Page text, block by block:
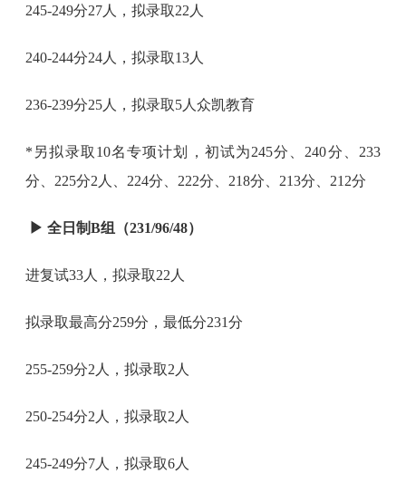
245-249分27人，拟录取22人
240-244分24人，拟录取13人
236-239分25人，拟录取5人众凯教育
*另拟录取10名专项计划，初试为245分、240分、233
分、225分2人、224分、222分、218分、213分、212分
▶全日制B组（231/96/48）
进复试33人，拟录取22人
拟录取最高分259分，最低分231分
255-259分2人，拟录取2人
250-254分2人，拟录取2人
245-249分7人，拟录取6人